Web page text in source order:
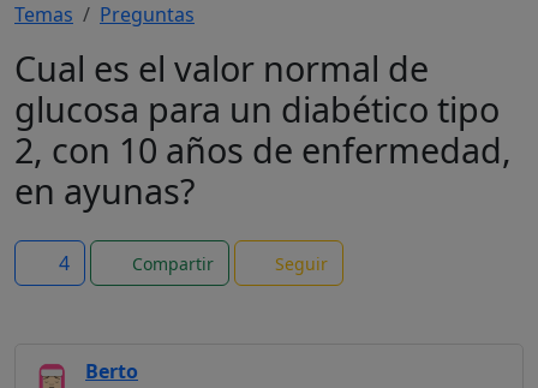
Temas Preguntas
Cual es el valor normal de
glucosa para un diabético tipo
2, con 10 años de enfermedad,
en ayunas?
4 Compartir Seguir
Berto